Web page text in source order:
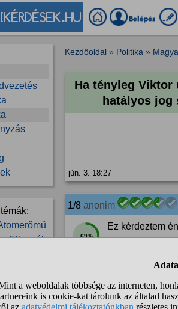
Ellenzék
Maffia
Péter
Kezdőoldal » Politika »
Ha tényleg
hatályos jog
jún. 3. 18:27
1/8 anonim
69%
Ez kérdeztem